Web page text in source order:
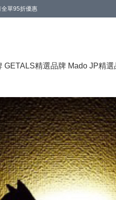
單95折優惠
GETALS精選品牌 Mado JP精選